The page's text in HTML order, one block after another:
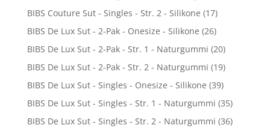
BIBS Couture Sut - Singles - Str. 2 - Silikone (17)
BIBS De Lux Sut - 2-Pak - Onesize - Silikone (26)
BIBS De Lux Sut - 2-Pak - Str. 1 - Naturgummi (20)
BIBS De Lux Sut - 2-Pak - Str. 2 - Naturgummi (19)
BIBS De Lux Sut - Singles - Onesize - Silikone (39)
BIBS De Lux Sut - Singles - Str. 1 - Naturgummi (35)
BIBS De Lux Sut - Singles - Str. 2 - Naturgummi (36)